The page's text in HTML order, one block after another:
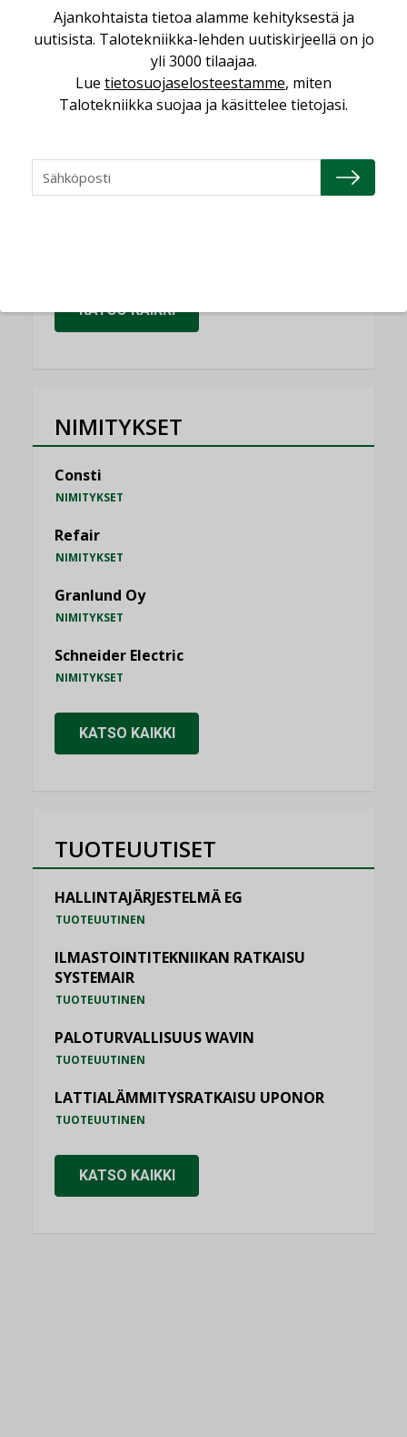
KOLUMNI
Yli miljoona kotia on vailla toimivaa
ilmanvaihtoa
KOLUMNI
KOLUMNI
KATSO KAIKKI
NIMITYKSET
Consti
NIMITYKSET
Refair
NIMITYKSET
Granlund Oy
NIMITYKSET
Schneider Electric
NIMITYKSET
KATSO KAIKKI
TUOTEUUTISET
HALLINTAJÄRJESTELMÄ EG
TUOTEUUTINEN
ILMASTOINTITEKNIIKAN RATKAISU
SYSTEMAIR
TUOTEUUTINEN
PALOTURVALLISUUS WAVIN
TUOTEUUTINEN
LATTIALÄMMITYSRATKAISU UPONOR
TUOTEUUTINEN
KATSO KAIKKI
Ajankohtaista tietoa alamme kehityksestä ja
uutisista. Talotekniikka-lehden uutiskirjeellä on jo
yli 3000 tilaajaa.
Lue tietosuojaselosteestamme, miten
Talotekniikka suojaa ja käsittelee tietojasi.